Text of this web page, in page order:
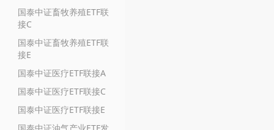
国泰中证畜牧养殖ETF联
接C
国泰中证畜牧养殖ETF联
接E
国泰中证医疗ETF联接A
国泰中证医疗ETF联接C
国泰中证医疗ETF联接E